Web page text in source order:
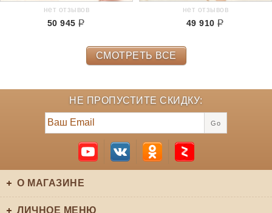
нет отзывов
50 945
нет отзывов
49 910
СМОТРЕТЬ ВСЕ
НЕ ПРОПУСТИТЕ СКИДКУ:
Go
О МАГАЗИНЕ
ЛИЧНОЕ МЕНЮ